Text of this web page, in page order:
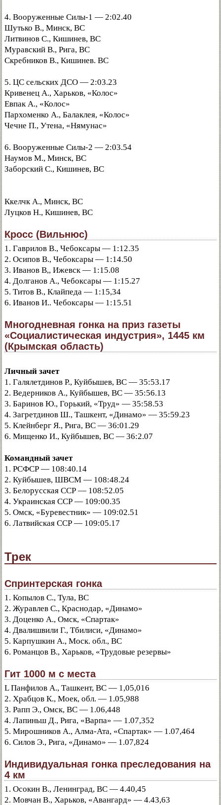
4. Вооруженные Силы-1 — 2:02.40
Шутько В., Минск, ВС
Литвинов С., Кишинев, ВС
Муравский В., Рига, ВС
Скребников В., Кишинев. ВС
5. ЦС сельских ДСО — 2:03.23
Кривенец А., Харьков, «Колос»
Евпак А., «Колос»
Пархоменко А., Балаклея, «Колос»
Чечне П., Утена, «Нямунас»
6. Вооруженные Силы-2 — 2:03.54
Наумов М., Минск, ВС
Заборский С., Кишинев, ВС
Ккелчк А., Минск, ВС
Луцков Н., Кишинев, ВС
Кросс (Вильнюс)
1. Гаврилов В., Чебоксары — 1:12.35
2. Осипов В., Чебоксары — 1:14.50
3. Иванов В,, Ижевск — 1:15.08
4. Долганов А., Чебоксары — 1:15.27
5. Титов В., Клайпеда — 1:15,34
6. Иванов И.. Чебоксары — 1:15.51
Многодневная гонка на приз газеты
«Социалистическая индустрия», 1445 км
(Крымская область)
Личный зачет
1. Галялетдинов Р., Куйбышев, ВС — 35:53.17
2. Ведерников А., Куйбышев, ВС — 35:56.13
3. Баринов Ю., Горький, «Труд» — 35:58.53
4. Загретдинов Ш., Ташкент, «Динамо» — 35:59.23
5. Клейнберг Я., Рига, ВС — 36:01.29
6. Мищенко И., Куйбышев, ВС — 36:2.07
Командный зачет
1. РСФСР — 108:40.14
2. Куйбышев, ШВСМ — 108:48.24
3. Белорусская ССР — 108:52.05
4. Украинская ССР — 109:00.35
5. Омск, «Буревестник» — 109:02.51
6. Латвийская ССР — 109:05.17
Трек
Спринтерская гонка
1. Копылов С., Тула, ВС
2. Журавлев С., Краснодар, «Динамо»
3. Доценко А., Омск, «Спартак»
4. Двалишвили Г., Тбилиси, «Динамо»
5. Карпушкин А., Моск. обл., ВС
6. Романцов В., Харьков, «Трудовые резервы»
Гит 1000 м с места
L Панфилов А., Ташкент, ВС — 1,05,016
2. Храбцов К., Моек, обл. — 1.05,988
3. Рапп Э., Омск, ВС — 1.06,448
4. Лапиньш Д., Рига, «Варпа» — 1.07,352
5. Мирошников А., Алма-Ата, «Спартак» — 1.07,464
6. Силов Э., Рига, «Динамо» — 1.07,824
Индивидуальная гонка преследования на
4 км
1. Осокин В., Ленинград, ВС — 4.40,45
2. Мовчан В., Харьков, «Авангард» — 4.43,63